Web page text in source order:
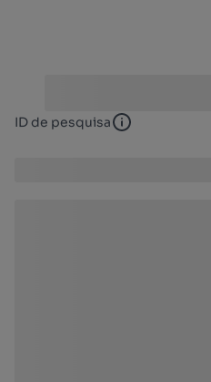
ID de pesquisa ID de pesquisa